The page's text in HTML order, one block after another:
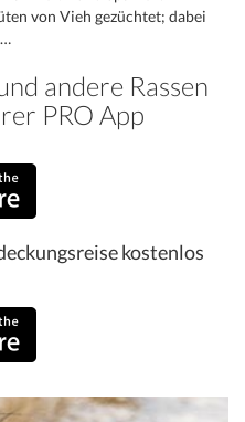
von Vieh gezüchtet; dabei
andere Rassen
PRO App
kostenlos